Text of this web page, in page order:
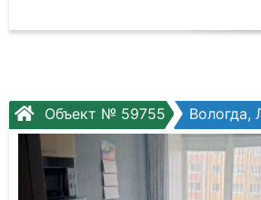
Объект № 59755 Вологда,